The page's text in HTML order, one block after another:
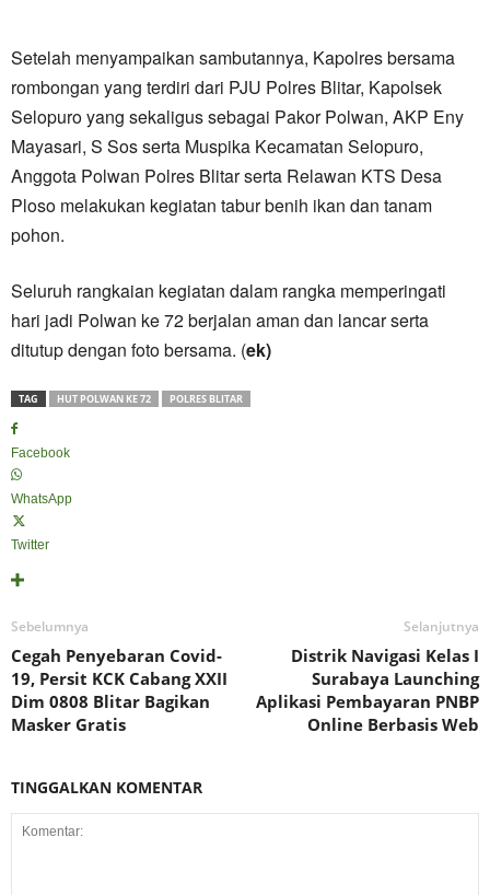
Setelah menyampaikan sambutannya, Kapolres bersama
rombongan yang terdiri dari PJU Polres Blitar, Kapolsek
Selopuro yang sekaligus sebagai Pakor Polwan, AKP Eny
Mayasari, S Sos serta Muspika Kecamatan Selopuro,
Anggota Polwan Polres Blitar serta Relawan KTS Desa
Ploso melakukan kegiatan tabur benih ikan dan tanam
pohon.
Seluruh rangkaian kegiatan dalam rangka memperingati
hari jadi Polwan ke 72 berjalan aman dan lancar serta
ditutup dengan foto bersama. (ek)
TAG HUT POLWAN KE 72 POLRES BLITAR
Facebook
WhatsApp
Twitter
Sebelumnya
Cegah Penyebaran Covid-
19, Persit KCK Cabang XXII
Dim 0808 Blitar Bagikan
Masker Gratis
Selanjutnya
Distrik Navigasi Kelas I
Surabaya Launching
Aplikasi Pembayaran PNBP
Online Berbasis Web
TINGGALKAN KOMENTAR